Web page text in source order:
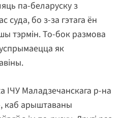
па-беларуску з
суда, бо з-за гэтага ён
тэрмін. То-бок размова
як
ІЧУ Маладзечанскага р-на
каб арыштаваны